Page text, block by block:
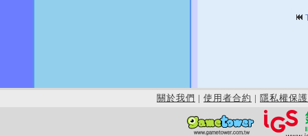
關於我們 | 使用者合約 | 隱私權保護